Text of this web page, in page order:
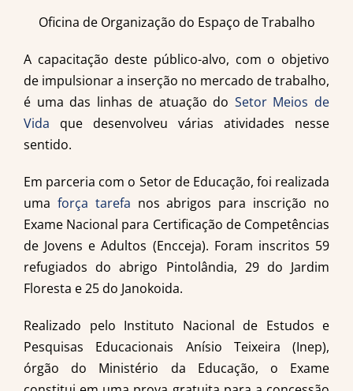
Oficina de Organização do Espaço de Trabalho
A capacitação deste público-alvo, com o objetivo
de impulsionar a inserção no mercado de trabalho,
é uma das linhas de atuação do Setor Meios de
Vida que desenvolveu várias atividades nesse
sentido.
Em parceria com o Setor de Educação, foi realizada
uma força tarefa nos abrigos para inscrição no
Exame Nacional para Certificação de Competências
de Jovens e Adultos (Encceja). Foram inscritos 59
refugiados do abrigo Pintolândia, 29 do Jardim
Floresta e 25 do Janokoida.
Realizado pelo Instituto Nacional de Estudos e
Pesquisas Educacionais Anísio Teixeira (Inep),
órgão do Ministério da Educação, o Exame